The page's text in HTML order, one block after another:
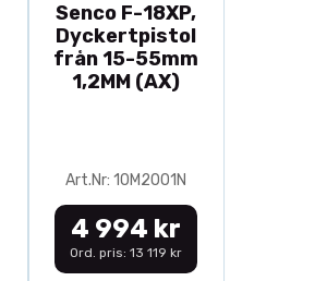
Senco F-18XP,
Dyckertpistol
från 15-55mm
1,2MM (AX)
Art.Nr: 10M2001N
4 994 kr
Ord. pris: 13 119 kr